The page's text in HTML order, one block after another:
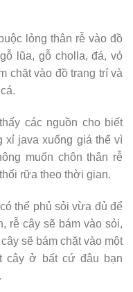
lỏng thân rễ vào đồ
lũa, gỗ cholla, đá, vỏ
chặt vào đồ trang trí và
các nguồn cho biết
xỉ java xuống giá thể vì
muốn chôn thân rễ
rữa theo thời gian.
thể phủ sỏi vừa đủ để
rễ cây sẽ bám vào sỏi,
sẽ bám chặt vào một
cây ở bất cứ đâu bạn